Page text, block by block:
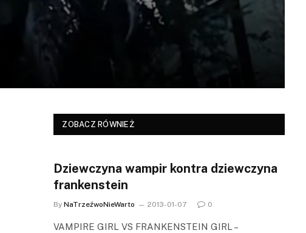
ZOBACZ RÓWNIEŻ
Dziewczyna wampir kontra dziewczyna
frankenstein
By NaTrzeźwoNieWarto 2013-01-07 0
VAMPIRE GIRL VS FRANKENSTEIN GIRL –